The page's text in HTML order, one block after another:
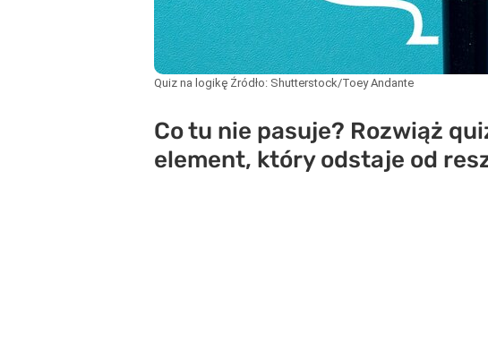
Quiz na logikę Źródło: Shutterstock/Toey Andante
Co tu nie pasuje? Rozwiąż
element, który odstaje od